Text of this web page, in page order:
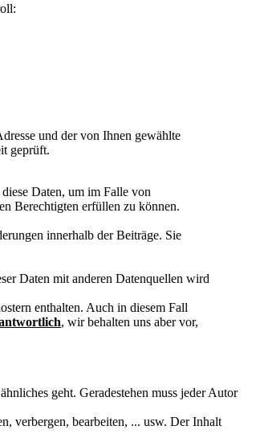
und der von Ihnen gewählte
geprüft.
Daten, um im Falle von
Berechtigten erfüllen zu können.
innerhalb der Beiträge. Sie
Daten mit anderen Datenquellen wird
enthalten. Auch in diesem Fall
, wir behalten uns aber vor,
geht. Geradestehen muss jeder Autor
verbergen, bearbeiten, ... usw. Der Inhalt